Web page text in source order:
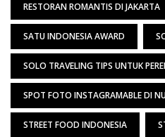
RESTORAN ROMANTIS DI JAKARTA
SATU INDONESIA AWARD
SOLO TRAVELING TIPS UNTUK
SPOT FOTO INSTAGRAMABLE DI
STREET FOOD INDONESIA